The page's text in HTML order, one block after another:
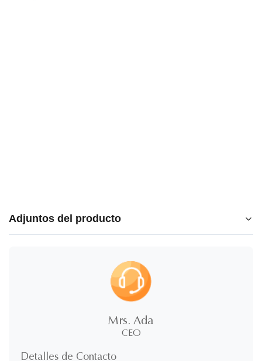
Adjuntos del producto
Mrs. Ada
CEO
Detalles de Contacto